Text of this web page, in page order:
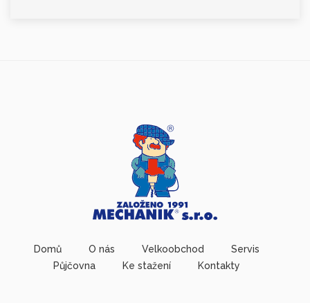
Domů O nás Velkoobchod
Servis
Půjčovna
Ke stažení Kontakty